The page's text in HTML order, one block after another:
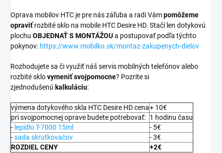
Oprava mobilov HTC je pre nás záľuba a radi Vámpomôžeme
opraviť rozbité sklo na mobile HTC Desire HD. Stačí len dotykovú
plochu OBJEDNAŤ S MONTÁŽOUa postupovať podľa týchto
pokynov: https://www.mobilko.sk/montaz-zakupenych-dielov
Rozhodujete sa či využiť náš servis mobilných telefónov alebo
rozbité sklovymeniť svojpomocne? Pozrite si
zjednodušenú kalkuláciu:
výmena dotykového skla HTC Desire HD cena+ 10€
pri svojpomocnej oprave budete potrebovať: 1 hodinu času
- lepidlo T-7000 15ml
- 5€
-sada skrutkovačov
- 3€
ROZDIEL CENY
+2€